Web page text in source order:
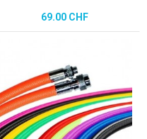
69.00 CHF